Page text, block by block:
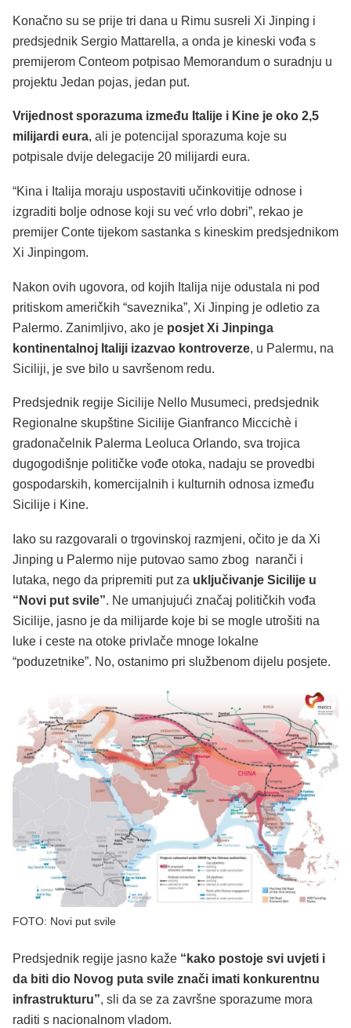
Konačno su se prije tri dana u Rimu susreli Xi Jinping i
predsjednik Sergio Mattarella, a onda je kineski vođa s
premijerom Conteom potpisao Memorandum o suradnju u
projektu Jedan pojas, jedan put.
Vrijednost sporazuma između Italije i Kine je oko 2,5
milijardi eura, ali je potencijal sporazuma koje su
potpisale dvije delegacije 20 milijardi eura.
“Kina i Italija moraju uspostaviti učinkovitije odnose i
izgraditi bolje odnose koji su već vrlo dobri”, rekao je
premijer Conte tijekom sastanka s kineskim predsjednikom
Xi Jinpingom.
Nakon ovih ugovora, od kojih Italija nije odustala ni pod
pritiskom američkih “saveznika”, Xi Jinping je odletio za
Palermo. Zanimljivo, ako je posjet Xi Jinpinga
kontinentalnoj Italiji izazvao kontroverze, u Palermu, na
Siciliji, je sve bilo u savršenom redu.
Predsjednik regije Sicilije Nello Musumeci, predsjednik
Regionalne skupštine Sicilije Gianfranco Miccichè i
gradonačelnik Palerma Leoluca Orlando, sva trojica
dugogodišnje političke vođe otoka, nadaju se provedbi
gospodarskih, komercijalnih i kulturnih odnosa između
Sicilije i Kine.
Iako su razgovarali o trgovinskoj razmjeni, očito je da Xi
Jinping u Palermo nije putovao samo zbog naranči i
lutaka, nego da pripremiti put za uključivanje Sicilije u
“Novi put svile”. Ne umanjujući značaj političkih vođa
Sicilije, jasno je da milijarde koje bi se mogle utrošiti na
luke i ceste na otoke privlače mnoge lokalne
“poduzetnike”. No, ostanimo pri službenom dijelu posjete.
FOTO: Novi put svile
Predsjednik regije jasno kaže “kako postoje svi uvjeti i
da biti dio Novog puta svile znači imati konkurentnu
infrastrukturu”, sli da se za završne sporazume mora
raditi s nacionalnom vladom.